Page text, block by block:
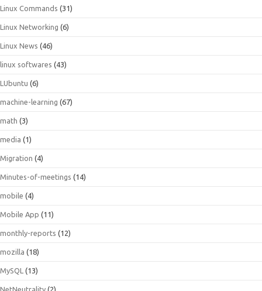
Linux Commands (31)
Linux Networking (6)
Linux News (46)
linux softwares (43)
LUbuntu (6)
machine-learning (67)
math (3)
media (1)
Migration (4)
Minutes-of-meetings (14)
mobile (4)
Mobile App (11)
monthly-reports (12)
mozilla (18)
MySQL (13)
NetNeutrality (2)